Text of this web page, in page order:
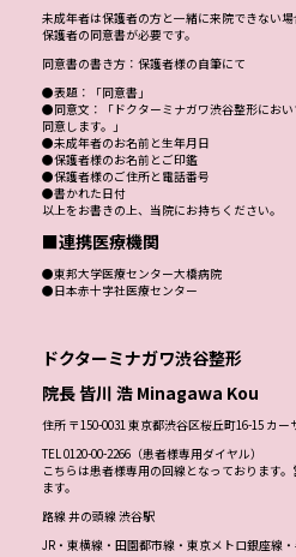
未成年者は保護者の方と一緒に来院できない場
保護者の同意書が必要です。
同意書の書き方：保護者様の自筆にて
●表題：「同意書」
●同意文：「ドクターミナガワ渋谷整形にお
同意します。」
●未成年者のお名前と生年月日
●保護者様のお名前とご印鑑
●保護者様のご住所と電話番号
●書かれた日付
以上をお書きの上、当院にお持ちください。
■連携医療機関
●東邦大学医療センター大橋病院
●日本赤十字社医療センター
ドクターミナガワ渋谷整形
院長 皆川 浩 Minagawa Kou
住所 〒150-0031 東京都渋谷区桜丘町16-15 カー
TEL 0120-00-2266（患者様専用ダイヤル）
こちらは患者様専用の回線となっております
ます。
路線 井の頭線 渋谷駅
JR・東横線・田園都市線・東京メトロ銀座線